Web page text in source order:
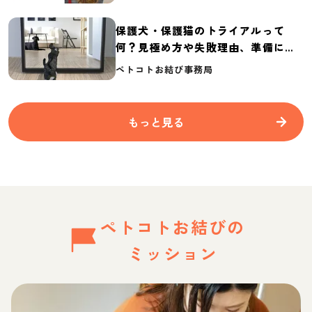
保護犬・保護猫のトライアルって
何？見極め方や失敗理由、準備に必
要なものを紹介
ペトコトお結び事務局
もっと見る
ペトコトお結びの
ミッション